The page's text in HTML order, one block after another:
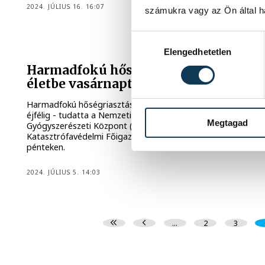
számukra vagy az Ön által
Elengedhetetlen
Megtagad
2024. JÚLIUS 16. 16:07
Harmadfokú hőségriasztás lép
életbe vasárnaptól péntek éjfélig
Harmadfokú hőségriasztás lép életbe vasárnaptól péntek
éjfélig - tudatta a Nemzeti Népegészségügyi és
Gyógyszerészeti Központ (NNGYK) és a BM Országos
Katasztrófavédelmi Főigazgatóság közös közleményben
pénteken.
2024. JÚLIUS 5. 14:03
... 2 3